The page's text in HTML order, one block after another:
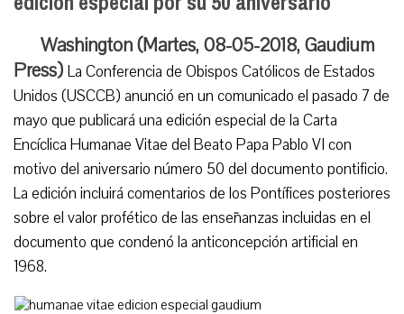
Washington (Martes, 08-05-2018, Gaudium
Press) La Conferencia de Obispos Católicos de Estados
Unidos (USCCB) anunció en un comunicado el pasado 7 de
mayo que publicará una edición especial de la Carta
Encíclica Humanae Vitae del Beato Papa Pablo VI con
motivo del aniversario número 50 del documento pontificio.
La edición incluirá comentarios de los Pontífices posteriores
sobre el valor profético de las enseñanzas incluidas en el
documento que condenó la anticoncepción artificial en
1968.